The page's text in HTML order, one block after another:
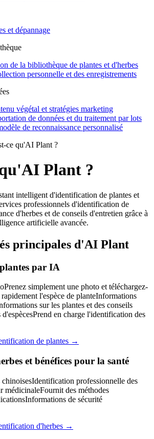
et dépannage
de la bibliothèque de plantes et d'herbes
personnelle et des enregistrements
végétal et stratégies marketing
de données et du traitement par lots
de reconnaissance personnalisé
ce qu'AI Plant ?
Plant ?
intelligent d'identification de plantes et
professionnels d'identification de
d'herbes et de conseils d'entretien grâce à
artificielle avancée.
principales d'AI Plant
par IA
Prenez simplement une photo et téléchargez-
l'espèce de planteInformations
sur les plantes et des conseils
Prend en charge l'identification des
de plantes →
et bénéfices pour la santé
Identification professionnelle des
médicinaleFournit des méthodes
Informations de sécurité
d'herbes →